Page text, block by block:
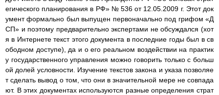
егического планирования в РФ» № 536 от 12.05.2009 г. Этот док
умент формально был выпущен первоначально под грифом «Д
СП» и поэтому предварительно экспертами не обсуждался (хот
я в Интернете текст этого документа в последние годы был в св
ободном доступе), да и о его реальном воздействии на практик
у государственного управления можно говорить только с больш
ой долей условности. Изучение текстов закона и указа позволяе
т сделать вывод о том, что они в значительной мере не совпада
ют. В этих документах используются разные определения страт